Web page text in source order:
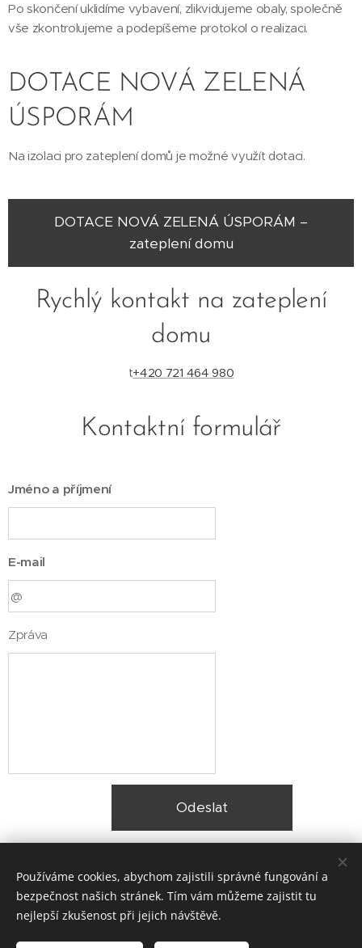
Po skončení uklidíme vybavení, zlikvidujeme obaly, společně
vše zkontrolujeme a podepíšeme protokol o realizaci.
DOTACE NOVÁ ZELENÁ
ÚSPORÁM
Na izolaci pro zateplení domů je možné využít dotaci.
DOTACE NOVÁ ZELENÁ ÚSPORÁM –
zateplení domu
Rychlý kontakt na zateplení
domu
t+420 721 464 980
Kontaktní formulář
Jméno a příjmení
E-mail
Zpráva
Odeslat
© 2025 Zateplení fasády Praha |Lokality
Používáme cookies, abychom zajistili správné fungování a
bezpečnost našich stránek. Tím vám můžeme zajistit tu
nejlepší zkušenost při jejich návštěvě.